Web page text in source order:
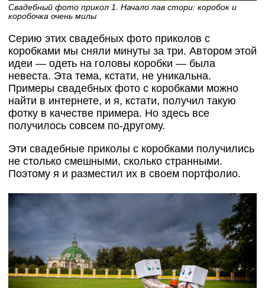
Свадебный фото прикол 1. Начало лав стори: коробок и
коробочка очень милы
Серию этих свадебных фото приколов с
коробками мы сняли минуты за три. Автором этой
идеи — одеть на головы коробки — была
невеста. Эта тема, кстати, не уникальна.
Примеры свадебных фото с коробками можно
найти в интернете, и я, кстати, получил такую
фотку в качестве примера. Но здесь все
получилось совсем по-другому.
Эти свадебные приколы с коробками получились
не столько смешными, сколько странными.
Поэтому я и разместил их в своем портфолио.